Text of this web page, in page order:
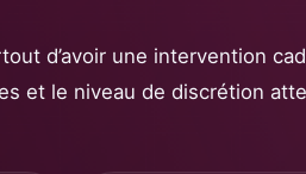
d’avoir une intervention
et le niveau de discrétion